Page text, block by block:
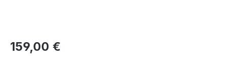
Regulärer Preis:
159,00 €